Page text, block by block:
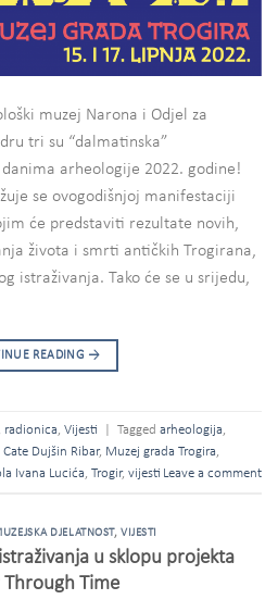
muzej Narona i Odjel za
tri su “dalmatinska”
arheologije 2022. godine!
se ovogodišnjoj manifestaciji
će predstaviti rezultate novih,
života i smrti antičkih Trogirana,
istraživanja. Tako će se u srijedu,
READING →
radionica Vijesti Tagged arheologija
Cate Dujšin Ribar, Muzej grada Trogira
Ivana Lucića Trogir, vijesti Leave a comment
DJELATNOST,VIJESTI
u sklopu projekta
Time